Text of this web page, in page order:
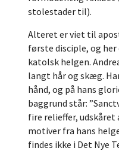
stolestader til).
Alteret er viet til
første disciple, og
katolsk helgen.
langt hår og skæg.
hånd, og på hans
baggrund står:
fire relieffer,
motiver fra hans
findes ikke i Det Nye